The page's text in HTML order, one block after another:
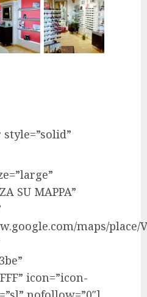
SU MAPPA”
maps/place/
icon=”icon-